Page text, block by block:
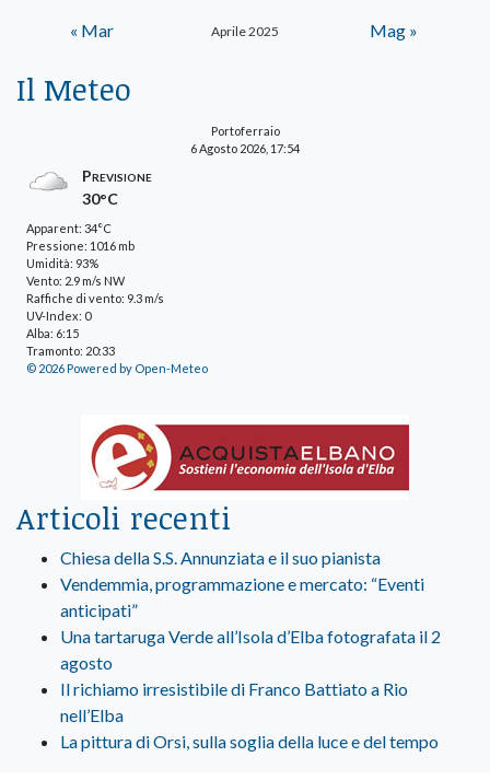
Aprile 2025
« Mar Mag »
Il Meteo
Portoferraio
6 Agosto 2026, 17:54
Previsione
30°C
Apparent: 34°C
Pressione: 1016 mb
Umidità: 93%
Vento: 2.9 m/s NW
Raffiche di vento: 9.3 m/s
UV-Index: 0
Alba: 6:15
Tramonto: 20:33
© 2026 Powered by Open-Meteo
Articoli recenti
Chiesa della S.S. Annunziata e il suo pianista
Vendemmia, programmazione e mercato: “Eventi
anticipati”
Una tartaruga Verde all’Isola d’Elba fotografata il 2
agosto
Il richiamo irresistibile di Franco Battiato a Rio
nell’Elba
La pittura di Orsi, sulla soglia della luce e del tempo